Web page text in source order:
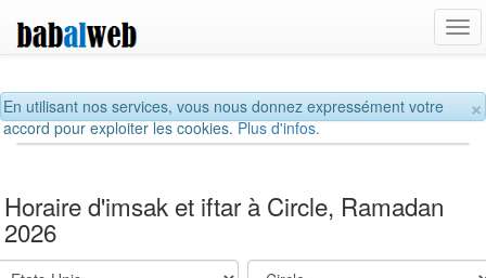
×
En utilisant nos services, vous nous donnez expressément votre
accord pour exploiter les cookies.Plus d'infos.
Horaire d'imsak et iftar à Circle, Ramadan
2026